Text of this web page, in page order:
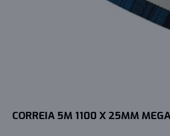
CORREIA 5M 1100 X 25MM